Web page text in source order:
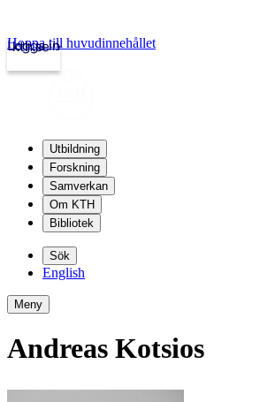
kth.se
Logga in
Hoppa till huvudinnehållet
Utbildning
Forskning
Samverkan
Om KTH
Bibliotek
Sök
English
Meny
Andreas Kotsios